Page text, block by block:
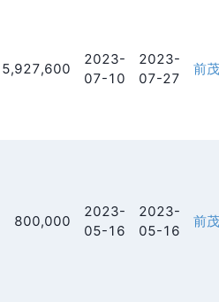
5,927,600
2023-
07-10
2023-
07-27
前
800,000
2023-
05-16
2023-
05-16
前